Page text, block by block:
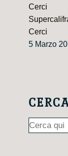
Cerci
5 Marzo
Cerca: